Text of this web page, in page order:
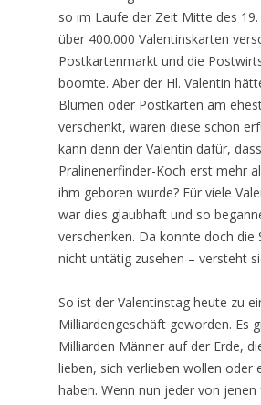
so im Laufe der Zeit Mitte des
über 400.000 Valentinskarten
Postkartenmarkt und die
boomte. Aber der Hl. Valentin
Blumen oder Postkarten am
verschenkt, wären diese schon
kann denn der Valentin dafür,
Pralinenerfinder-Koch erst mehr
ihm geboren wurde? Für viele
war dies glaubhaft und so
verschenken. Da konnte doch die
nicht untätig zusehen – versteht
So ist der Valentinstag heute zu
Milliardengeschäft geworden. Es
Milliarden Männer auf der Erde,
lieben, sich verlieben wollen oder
haben. Wenn nun jeder von jenen